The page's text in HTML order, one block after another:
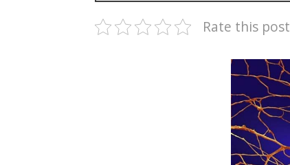
Rate this post